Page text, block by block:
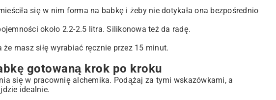
się w nim forma na babkę i żeby nie dotykała ona bezpośrednio
około 2.2-2.5 litra. Silikonowa też da radę.
masz siłę wyrabiać ręcznie przez 15 minut.
gotowaną krok po kroku
się w pracownię alchemika. Podążaj za tymi wskazówkami, a
idealnie.